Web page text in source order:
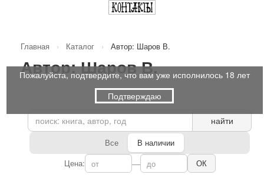
Главная › Каталог › Автор: Шаров В.
Автор: Шаров В.
найти
Все
В наличии
Цена:
— ОК
Пожалуйста, подтвердите, что вам уже исполнилось 18 лет
Подтверждаю